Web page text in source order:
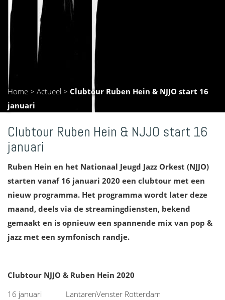
Home > Actueel > Clubtour Ruben Hein & NJJO start 16
januari
Clubtour Ruben Hein & NJJO start 16
januari
Ruben Hein en het Nationaal Jeugd Jazz Orkest (NJJO)
starten vanaf 16 januari 2020 een clubtour met een
nieuw programma. Het programma wordt later deze
maand, deels via de streamingdiensten, bekend
gemaakt en is opnieuw een spannende mix van pop &
jazz met een symfonisch randje.
Clubtour NJJO & Ruben Hein 2020
16 januari LantarenVenster Rotterdam